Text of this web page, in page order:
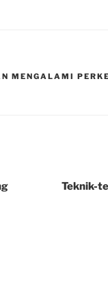
MENGALAMI
Teknik-